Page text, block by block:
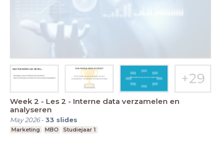
Week 2 - Les 2 - Interne data verzamelen en
analyseren
May 2026-33 slides
Marketing MBO Studiejaar 1